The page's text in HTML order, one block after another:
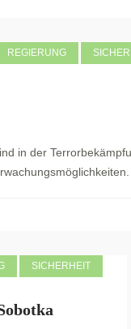
REGIERUNG
in der
SICHERHEIT